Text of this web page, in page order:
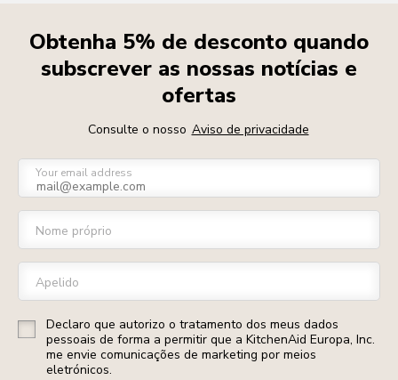
Obtenha 5% de desconto quando
subscrever as nossas notícias e
ofertas
Consulte o nosso Aviso de privacidade
Your email address
Nome próprio
Apelido
Declaro que autorizo o tratamento dos meus dados
pessoais de forma a permitir que a KitchenAid Europa, Inc.
me envie comunicações de marketing por meios
eletrónicos.